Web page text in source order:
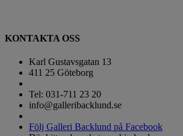
KONTAKTA OSS
Karl Gustavsgatan 13
411 25 Göteborg
Tel: 031-711 23 20
info@galleribacklund.se
Följ Galleri Backlund på Facebook